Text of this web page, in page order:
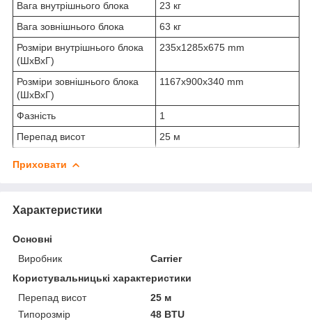
Вага внутрішнього блока
23 кг
Вага зовнішнього блока
63 кг
Розміри внутрішнього блока
(ШхВхГ)
235x1285x675 mm
Розміри зовнішнього блока
(ШхВхГ)
1167х900х340 mm
Фазність
1
Перепад висот
25 м
Приховати
Характеристики
Основні
Виробник
Carrier
Користувальницькі характеристики
Перепад висот
25 м
Типорозмір
48 BTU